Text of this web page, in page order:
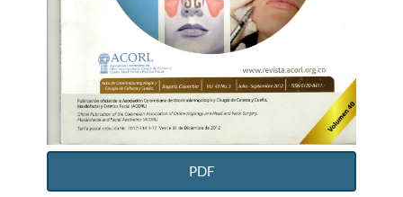
PDF